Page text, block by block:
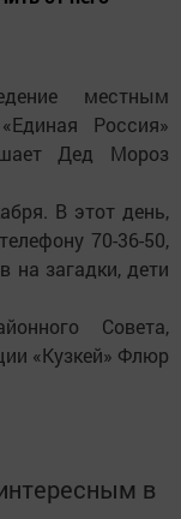
местным
Россия»
Дед Мороз
В этот день,
70-36-50,
на загадки, дети
Совета,
«Кузкей» Флюр
в